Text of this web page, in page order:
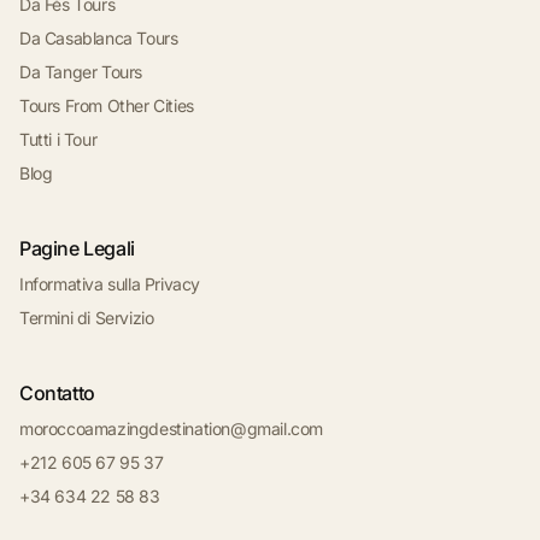
Da Fès Tours
Da Casablanca Tours
Da Tanger Tours
Tours From Other Cities
Tutti i Tour
Blog
Pagine Legali
Informativa sulla Privacy
Termini di Servizio
Contatto
moroccoamazingdestination@gmail.com
+212 605 67 95 37
+34 634 22 58 83